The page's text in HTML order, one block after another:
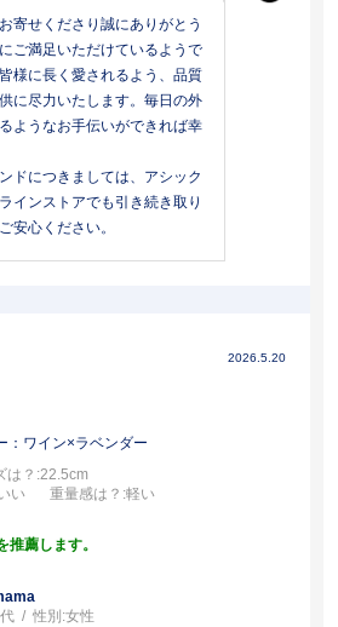
寄せくださり誠にありがとう
ご満足いただけているようで
様に長く愛されるよう、品質
に尽力いたします。毎日の外
ようなお手伝いができれば幸
ドにつきましては、アシック
インストアでも引き続き取り
安心ください。
2026.5.20
：ワイン×ラベンダー
は？ :22.5cm
い 重量感は？ :軽い
薦します。
性別:女性